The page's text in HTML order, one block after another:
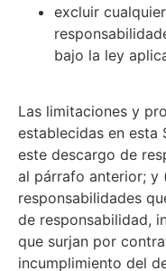
excluir
bajo la ley
Las limitaciones y
establecidas en esta
este descargo de
al párrafo anterior; y
responsabilidades
de responsabilidad,
que surjan por
incumplimiento del